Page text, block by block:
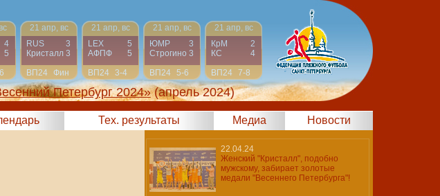
4
5
21 апр, вс
RUS
3
Кристалл 3
ВП24
Фин
21 апр, вс
LEX
5
АФПФ
5
ВП24
3-4
21 апр, вс
ЮМР
3
Строгино 3
ВП24
5-6
21 апр, вс
КрМ
2
КС
4
ВП24
7-8
Петербург 2024» (апрель 2024)
Тех. результаты Медиа Новости
22.04.24
Женский "Кристалл", подобно
мужскому, забирает золотые
медали "Весеннего Петербурга"!